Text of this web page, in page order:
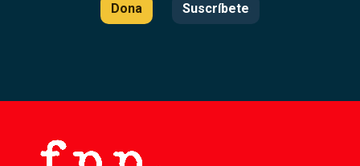
Dona Suscríbete